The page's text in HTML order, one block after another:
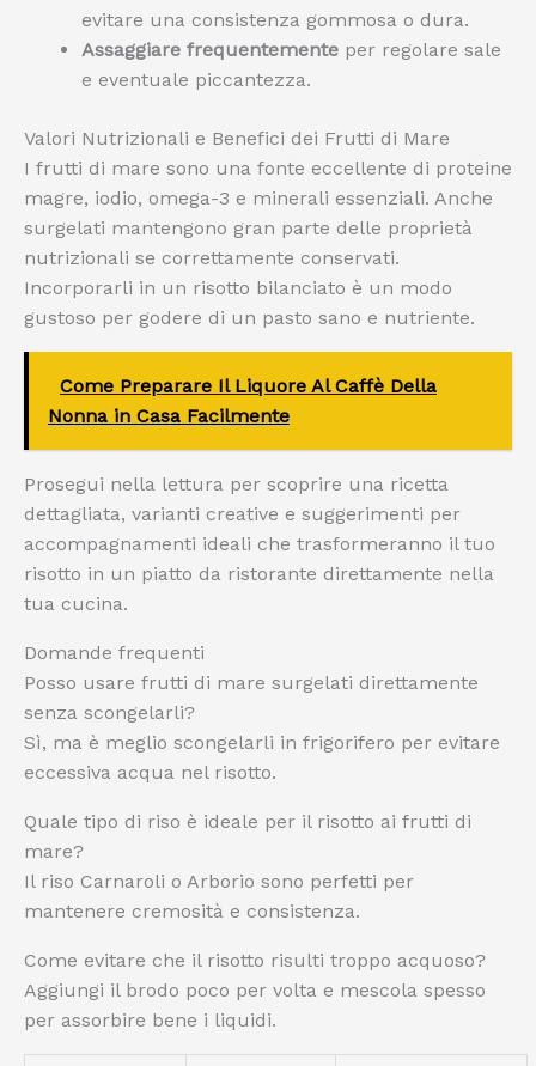
evitare una consistenza gommosa o dura.
Assaggiare frequentemente per regolare sale
e eventuale piccantezza.
Valori Nutrizionali e Benefici dei Frutti di Mare
I frutti di mare sono una fonte eccellente di proteine
magre, iodio, omega-3 e minerali essenziali. Anche
surgelati mantengono gran parte delle proprietà
nutrizionali se correttamente conservati.
Incorporarli in un risotto bilanciato è un modo
gustoso per godere di un pasto sano e nutriente.
Come Preparare Il Liquore Al Caffè Della
Nonna in Casa Facilmente
Prosegui nella lettura per scoprire una ricetta
dettagliata, varianti creative e suggerimenti per
accompagnamenti ideali che trasformeranno il tuo
risotto in un piatto da ristorante direttamente nella
tua cucina.
Domande frequenti
Posso usare frutti di mare surgelati direttamente
senza scongelarli?
Sì, ma è meglio scongelarli in frigorifero per evitare
eccessiva acqua nel risotto.
Quale tipo di riso è ideale per il risotto ai frutti di
mare?
Il riso Carnaroli o Arborio sono perfetti per
mantenere cremosità e consistenza.
Come evitare che il risotto risulti troppo acquoso?
Aggiungi il brodo poco per volta e mescola spesso
per assorbire bene i liquidi.